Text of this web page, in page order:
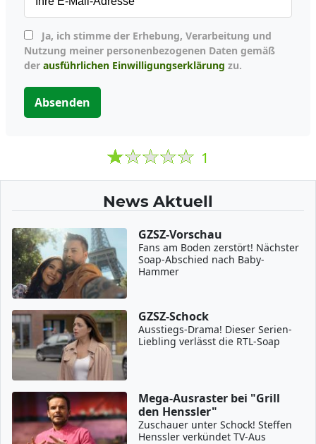
Nutzung meiner personenbezogenen Daten gemäß
der ausführlichen Einwilligungserklärung zu.
Absenden
1
News Aktuell
GZSZ-Vorschau
Fans am Boden zerstört! Nächster
Soap-Abschied nach Baby-
Hammer
GZSZ-Schock
Ausstiegs-Drama! Dieser Serien-
Liebling verlässt die RTL-Soap
Mega-Ausraster bei "Grill
den Henssler"
Zuschauer unter Schock! Steffen
Henssler verkündet TV-Aus